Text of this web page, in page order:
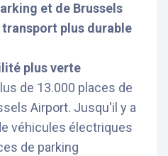
et de Brussels
plus durable
plus verte
de 13.000 places de
Airport. Jusqu'il y a
véhicules électriques
de parking